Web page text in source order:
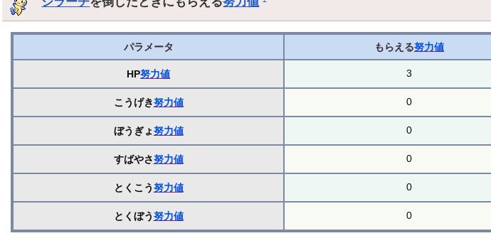
パラメータ もらえる努力値
HP努力値 3
こうげき努力値 0
ぼうぎょ努力値 0
すばやさ努力値 0
とくこう努力値 0
とくぼう努力値 0